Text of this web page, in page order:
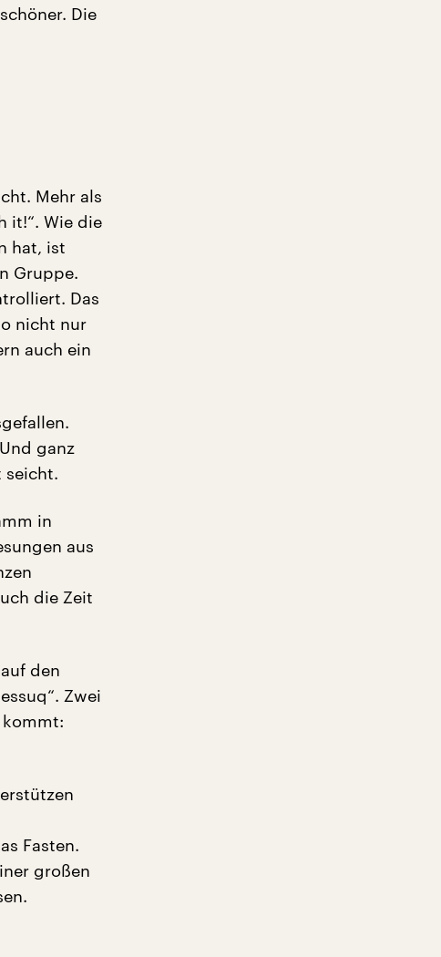
Die
Mehr als
it!“. Wie die
hat, ist
Gruppe.
Das
nicht nur
auch ein
ganz
seicht.
in
aus
die Zeit
den
Zwei
kommt:
Fasten.
großen